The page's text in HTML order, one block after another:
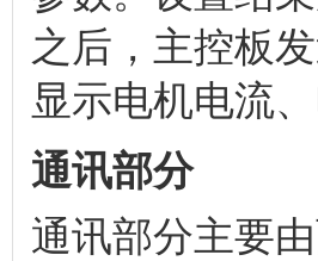
之后，主控板
显示电机电流、
通讯部分
通讯部分主要